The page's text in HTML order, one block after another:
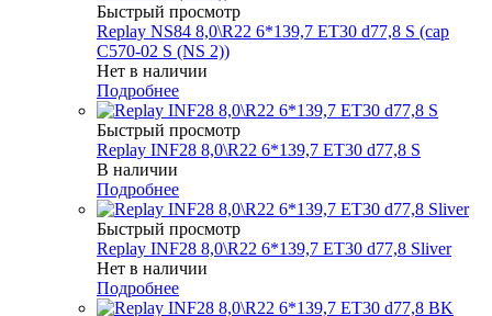
Быстрый просмотр
Replay NS84 8,0\R22 6*139,7 ET30 d77,8 S (cap
C570-02 S (NS 2))
Нет в наличии
Подробнее
Быстрый просмотр
Replay INF28 8,0\R22 6*139,7 ET30 d77,8 S
В наличии
Подробнее
Быстрый просмотр
Replay INF28 8,0\R22 6*139,7 ET30 d77,8 Sliver
Нет в наличии
Подробнее